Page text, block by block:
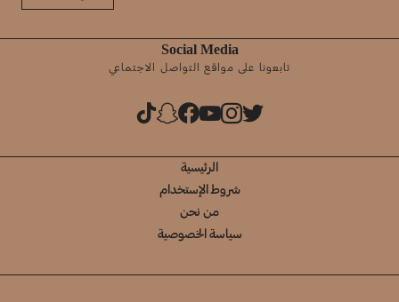
Social Media
تابعونا على مواقع التواصل الاجتماعي
الرئيسية
شروط الإستخدام
من نحن
سياسة الخصوصية